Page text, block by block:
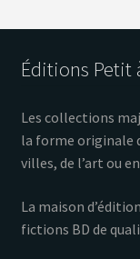
Éditions Petit
Les collections
la forme originale
villes, de l’art ou
La maison
fictions BD de